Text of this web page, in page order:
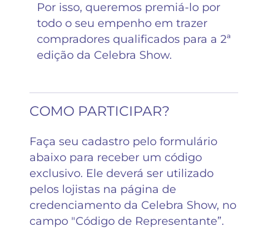
Por isso, queremos premiá-lo por
todo o seu empenho em trazer
compradores qualificados para a 2ª
edição da Celebra Show.
COMO PARTICIPAR?
Faça seu cadastro pelo formulário
abaixo para receber um código
exclusivo. Ele deverá ser utilizado
pelos lojistas na página de
credenciamento da Celebra Show, no
campo "Código de Representante”.